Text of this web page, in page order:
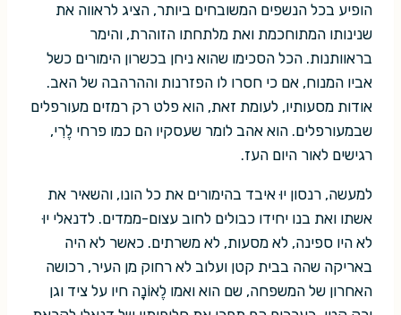
הופיע בכל הנשפים המשובחים ביותר, הציג לראווה את
שנינותו המתוחכמת ואת מלתחתו הזוהרת, והימר
בראוותנות. הכל הסכימו שהוא ניחן בכשרון הימורים כשל
אביו המנוח, אם כי חסרו לו הפזרנות וההרהבה של האב.
אודות מסעותיו, לעומת זאת, הוא פלט רק רמזים מעורפלים
שבמעורפלים. הוא אהב לומר שעסקיו הם כמו פרחי לֶרִי,
רגישים לאור היום העז.
למעשה, רנסון יוּ איבד בהימורים את כל הונו, והשאיר את
אשתו ואת בנו יחידו כבולים לחוב עצום-ממדים. לדנאלי יוּ
לא היו ספינה, לא מסעות, לא משרתים. כאשר לא היה
באריקה שהה בבית קטן ועלוב לא רחוק מן העיר, רכושה
האחרון של המשפחה, שם הוא ואמו לֶאוֹנָה חיו על ציד וגן